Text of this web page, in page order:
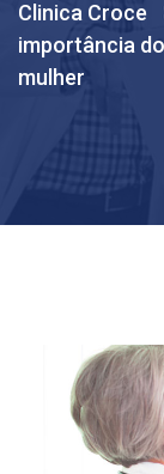
Clinica Croce
importância
mulher